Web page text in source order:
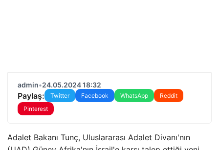
admin•24.05.2024 18:32
Paylaş: Twitter Facebook WhatsApp
Reddit
Pinterest
Adalet Bakanı Tunç, Uluslararası Adalet Divanı'nın